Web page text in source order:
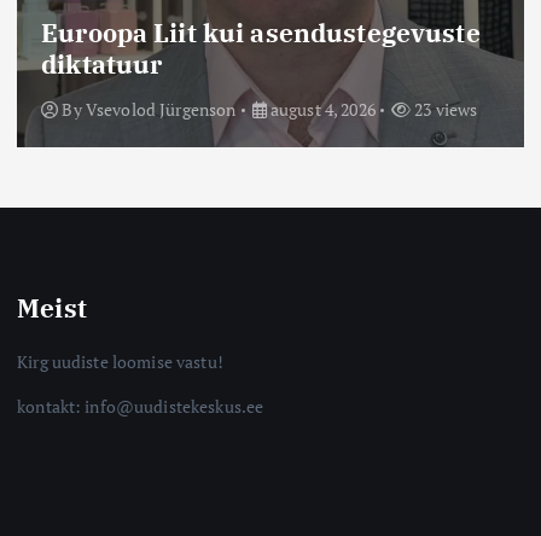
Euroopa Liit kui asendustegevuste
diktatuur
ByVsevolod Jürgenson august 4, 2026 23 views
Meist
Kirg uudiste loomise vastu!
kontakt: info@uudistekeskus.ee